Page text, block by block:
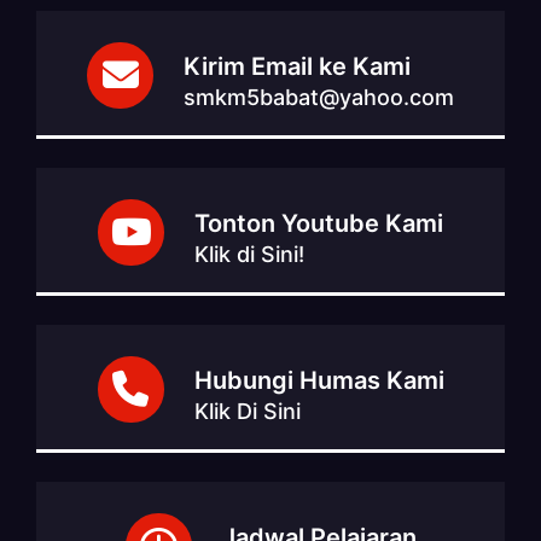
Kirim Email ke Kami
smkm5babat@yahoo.com
Tonton Youtube Kami
Klik di Sini!
Hubungi Humas Kami
Klik Di Sini